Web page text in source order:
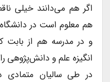
اگر هم می‌دانند خیلى
هم معلوم است در
و در مدرسه هم از بابت
انگیزه علم و دانش‌پژوهی
در طى سالیان متمادى